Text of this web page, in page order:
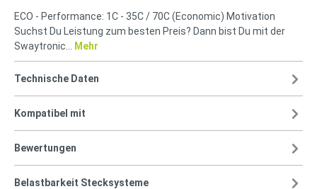
ECO - Performance: 1C - 35C / 70C (Economic) Motivation
Suchst Du Leistung zum besten Preis? Dann bist Du mit der
Swaytronic…
Mehr
Technische Daten
Kompatibel mit
Bewertungen
Belastbarkeit Stecksysteme